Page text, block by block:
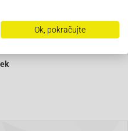
Ok, pokračujte